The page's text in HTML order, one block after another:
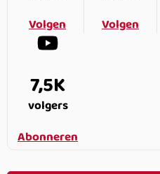
Volgen
Volgen
7,5K
volgers
Abonneren